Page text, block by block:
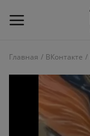
блог
ВКонтакте
Главная ВКонтакте